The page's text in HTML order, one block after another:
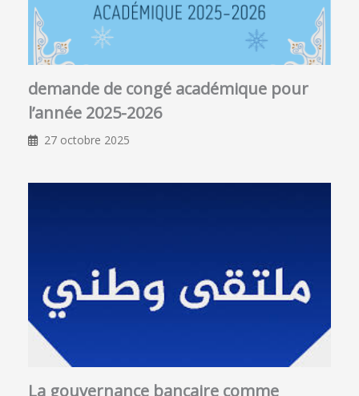
demande de congé académique pour
l’année 2025-2026
27 octobre 2025
La gouvernance bancaire comme